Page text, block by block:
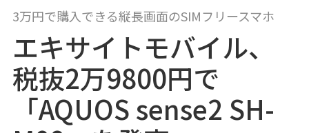
3万円で購入できる縦長画面のSIMフリースマホ
エキサイトモバイル、
税抜2万9800円で
「AQUOS sense2 SH-